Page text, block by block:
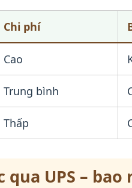
Chi phí
Cao
Trung bình
Thấp
UPS – bao